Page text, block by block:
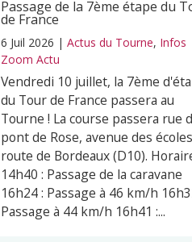
Passage de la 7ème étape du
de France
6 Juil 2026 | Actus du Tourne, Infos
Zoom Actu
Vendredi 10 juillet, la 7ème
du Tour de France passera au
Tourne ! La course passera rue
pont de Rose, avenue des
route de Bordeaux (D10).
14h40 : Passage de la caravane
16h24 : Passage à 46 km/h
Passage à 44 km/h 16h41 :...